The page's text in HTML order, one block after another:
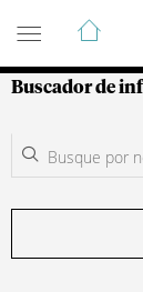
Guía de
Buscador de